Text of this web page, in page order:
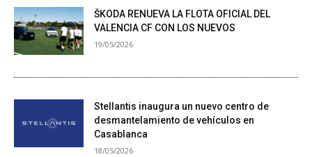
ŠKODA RENUEVA LA FLOTA OFICIAL DEL
VALENCIA CF CON LOS NUEVOS
19/05/2026
Stellantis inaugura un nuevo centro de
desmantelamiento de vehículos en
Casablanca
18/05/2026